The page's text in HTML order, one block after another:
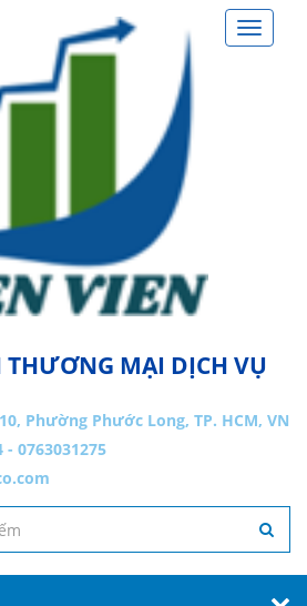
Toggle
THƯƠNG MẠI DỊCH VỤ
Phường Phước Long, TP. HCM, VN
0763031275